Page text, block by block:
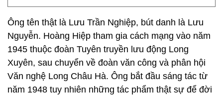
Ông tên thật là Lưu Trần Nghiệp, bút danh là Lưu
Nguyễn. Hoàng Hiệp tham gia cách mạng vào năm
1945 thuộc đoàn Tuyên truyền lưu động Long
Xuyên, sau chuyển về đoàn văn công và phân hội
Văn nghệ Long Châu Hà. Ông bắt đầu sáng tác từ
năm 1948 tuy nhiên những tác phẩm thật sự để đời